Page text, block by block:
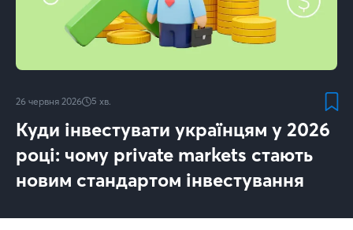
26 червня 2026 5 хв.
Куди інвестувати українцям у 2026
році: чому private markets стають
новим стандартом інвестування